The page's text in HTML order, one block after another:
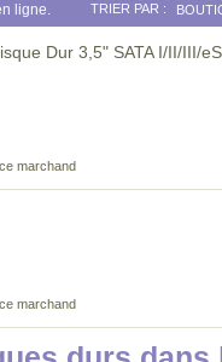
ligne. TRIER PAR :
Dur 3,5" SATA I/II/III/
marchand
marchand